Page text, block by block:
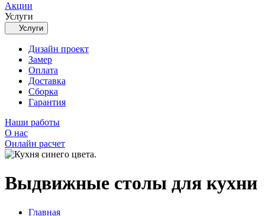
Акции
Услуги
Услуги
Дизайн проект
Замер
Оплата
Доставка
Сборка
Гарантия
Наши работы
О нас
Онлайн расчет
Выдвижные столы для кухни
Главная